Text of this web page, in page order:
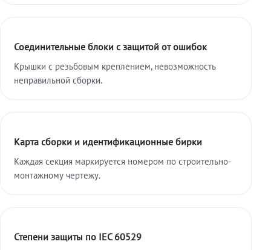
Соединительные блоки с защитой от ошибок
Крышки с резьбовым креплением, невозможность
неправильной сборки.
Карта сборки и идентификационные бирки
Каждая секция маркируется номером по строительно-
монтажному чертежу.
Степени защиты по IEC 60529